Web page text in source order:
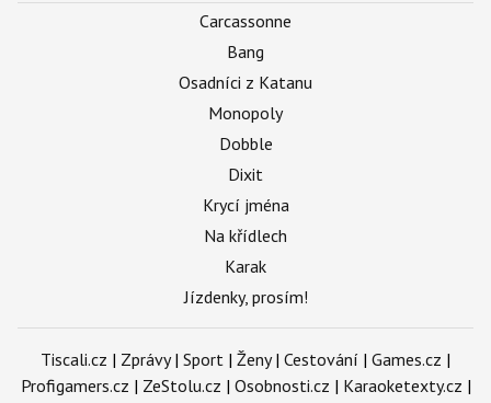
Carcassonne
Bang
Osadníci z Katanu
Monopoly
Dobble
Dixit
Krycí jména
Na křídlech
Karak
Jízdenky, prosím!
Tiscali.cz | Zprávy| Sport | Ženy| Cestování | Games.cz |
Profigamers.cz | ZeStolu.cz | Osobnosti.cz | Karaoketexty.cz |